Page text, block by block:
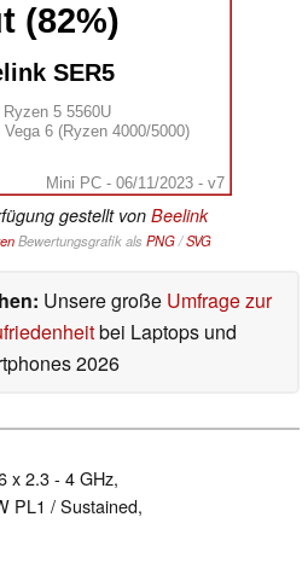
(82%)
SER5
5 5560U
6 (Ryzen 4000/5000)
Mini PC - 06/11/2023 - v7
gestellt von Beelink
Bewertungsgrafik als PNG/SVG
Unsere große Umfrage zur
bei Laptops und
2026
x 2.3 - 4 GHz,
PL1 / Sustained,